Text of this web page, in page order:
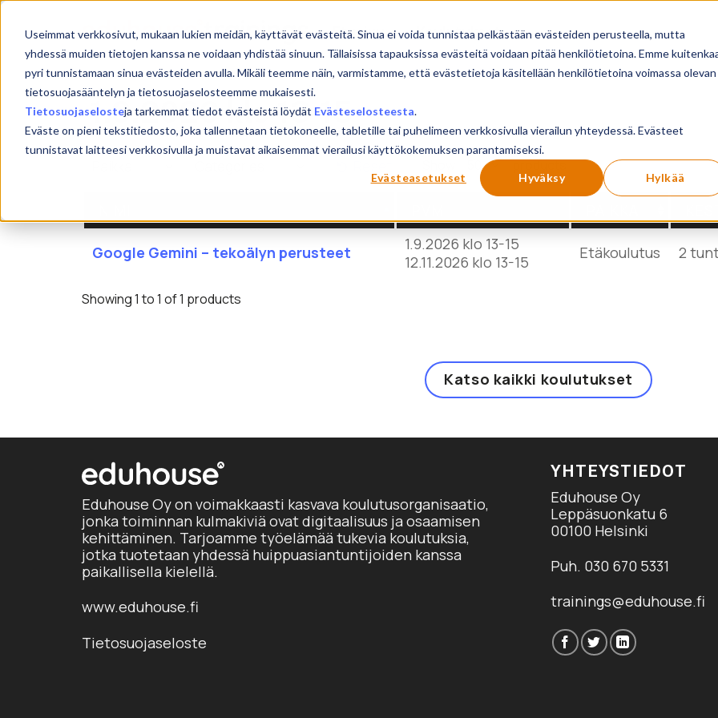
Useimmat verkkosivut, mukaan lukien meidän, käyttävät evästeitä. Sinua ei voida tunnistaa pelkästään evästeiden perusteella, mutta
yhdessä muiden tietojen kanssa ne voidaan yhdistää sinuun. Tällaisissa tapauksissa evästeitä voidaan pitää henkilötietoina. Emme
pyri tunnistamaan sinua evästeiden avulla. Mikäli teemme näin, varmistamme, että evästetietoja käsitellään henkilötietoina voimassa olevan
tietosuojasääntelyn ja tietosuojaselosteemme mukaisesti.
Tietosuojaselosteja tarkemmat tiedot evästeistä löydät Evästeselosteesta.
Eväste on pieni tekstitiedosto, joka tallennetaan tietokoneelle, tabletille tai puhelimeen verkkosivulla vierailun yhteydessä. Evästeet
tunnistavat laitteesi verkkosivulla ja muistavat aikaisemmat vierailusi käyttökokemuksen parantamiseksi.
Evästeasetukset Hyväksy Hylkää
Skip
content
Etusivu Koulutukset
1.9.2026 klo 13-15
products
Google Gemini – tekoälyn perusteet
1.9.2026 klo 13-15
12.11.2026 klo 13-15
Etäkoulutus 2
Showing 1 to 1 of 1 products
Katso kaikki koulutukset
Eduhouse Oy on voimakkaasti kasvava koulutusorganisaatio,
jonka toiminnan kulmakiviä ovat digitaalisuus ja osaamisen
kehittäminen. Tarjoamme työelämää tukevia koulutuksia,
jotka tuotetaan yhdessä huippuasiantuntijoiden kanssa
paikallisella kielellä.
www.eduhouse.fi
Tietosuojaseloste
YHTEYSTIEDOT
Eduhouse Oy
Leppäsuonkatu 6
00100 Helsinki
Puh. 030 670 5331
trainings@eduhouse.fi